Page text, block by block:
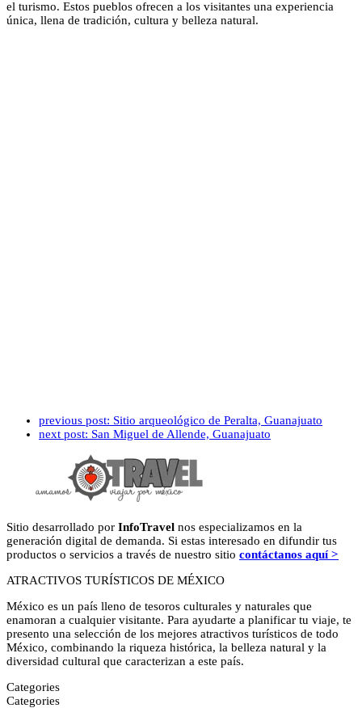
el turismo. Estos pueblos ofrecen a los visitantes una experiencia
única, llena de tradición, cultura y belleza natural.
previous post: Sitio arqueológico de Peralta, Guanajuato
next post: San Miguel de Allende, Guanajuato
Sitio desarrollado por InfoTravel nos especializamos en la
generación digital de demanda. Si estas interesado en difundir tus
productos o servicios a través de nuestro sitio contáctanos aquí >
ATRACTIVOS TURÍSTICOS DE MÉXICO
México es un país lleno de tesoros culturales y naturales que
enamoran a cualquier visitante. Para ayudarte a planificar tu viaje, te
presento una selección de los mejores atractivos turísticos de todo
México, combinando la riqueza histórica, la belleza natural y la
diversidad cultural que caracterizan a este país.
Categories
Categories